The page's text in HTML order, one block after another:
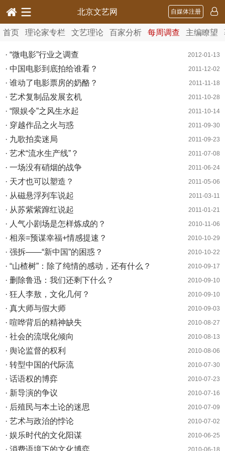
北京文艺网 自媒体注册
首页 理论家专栏 文艺理论 百家分析 每周调查 主编瞭望
· “微电影”行业之调查 2012-01-13
· 中国电影到底拍给谁看？ 2011-12-02
· 谁动了电影票房的奶酪？ 2011-11-18
· 艺术复制品发展玄机 2011-10-28
· “限娱令”之风生水起 2011-10-14
· 穿越作品之火与惑 2011-09-30
· 九歌拍卖迷局 2011-09-23
· 艺术“流水生产线”？ 2011-07-08
· 一场没有硝烟的战争 2011-06-24
· 天才也可以塑造？ 2011-05-06
· 从磁悬浮列车说起 2011-03-11
· 从苏紫紫蹿红说起 2011-01-21
· 人气小剧场是怎样炼成的？ 2010-11-06
· 相亲=预谋幸福+情感提速？ 2010-10-29
· 强拆——“新中国”的困惑？ 2010-10-22
· “山楂树”：除了纯情的感动，还有什么？ 2010-09-17
· 删除鲁迅：我们还剩下什么？ 2010-09-10
· 狂人李敖，文化几何？ 2010-09-10
· 真大师与假大师 2010-09-03
· 喧哗背后的精神缺失 2010-08-27
· 社会的流氓化倾向 2010-08-13
· 舆论监督的权利 2010-08-06
· 转型中国的代际流 2010-07-30
· 话语权的博弈 2010-07-23
· 新导演的争议 2010-07-16
· 后殖民与本土论的迷思 2010-07-09
· 艺术与政治的悖论 2010-07-02
· 娱乐时代的文化阳谋 2010-06-25
· 消费语境下的文化博弈 2010-06-18